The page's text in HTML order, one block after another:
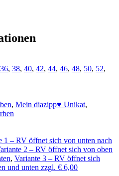
36, 38, 40, 42, 44, 46, 48, 50, 52,
, Mein diazipp♥ Unikat,
1 – RV öffnet sich von unten nach
2 – RV öffnet sich von oben
, Variante 3 – RV öffnet sich
und unten zzgl. € 6,00